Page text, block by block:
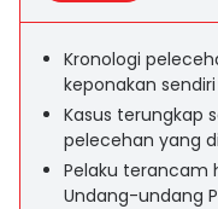
Kronologi
keponakan
Kasus terungkap
pelecehan yang
Pelaku terancam
Undang-undang